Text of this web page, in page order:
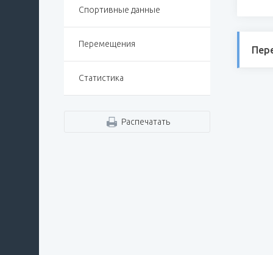
Спортивные данные
Перемещения
Статистика
Распечатать